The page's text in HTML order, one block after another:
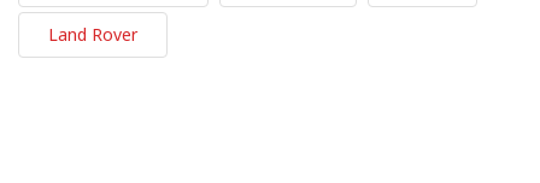
Land Rover